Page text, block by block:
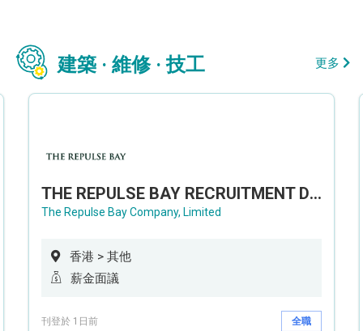
建築 · 維修 · 技工 更多
THE REPULSE BAY RECRUITMENT DAY 淺水灣影灣園人才招聘會
The Repulse Bay Company, Limited
香港 > 其他
薪金面議
刊登於 1日前 全職